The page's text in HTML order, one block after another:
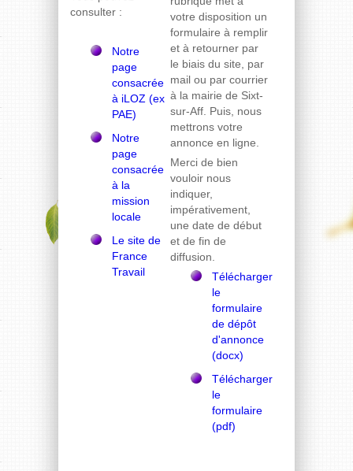
consulter :
Notre
page
consacrée
à iLOZ (ex
PAE)
Notre
page
consacrée
à la
mission
locale
Le site de
France
Travail
votre disposition un
formulaire à remplir
et à retourner par
le biais du site, par
mail ou par courrier
à la mairie de Sixt-
sur-Aff. Puis, nous
mettrons votre
annonce en ligne.
Merci de bien
vouloir nous
indiquer,
impérativement,
une date de début
et de fin de
diffusion.
Télécharger
le
formulaire
de dépôt
d'annonce
(docx)
Télécharger
le
formulaire
(pdf)